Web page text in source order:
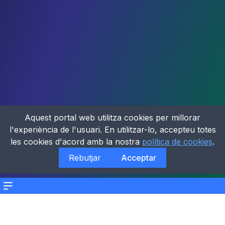
Menu
Aquest portal web utilitza cookies per millorar
l'experiència de l'usuari. En utilitzar-lo, accepteu totes
les cookies d'acord amb la nostra política de cookies.
Rebutjar
Acceptar